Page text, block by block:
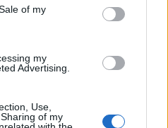
of my
my
Advertising.
Use,
of my
επιχειρήσεις και μεγάλες
της ενεργειακής
οικονομικής απόδοσης, όσο
αποτυπώματος, δημιούργησε την
ενέργειας
καθετοποιημένων λύσεων, με
παρακολούθηση και την